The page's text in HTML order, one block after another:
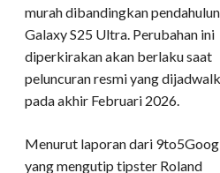
murah dibandingkan
Galaxy S25 Ultra. Perubahan ini
diperkirakan akan berlaku saat
peluncuran resmi yang
pada akhir Februari 2026.
Menurut laporan dari
yang mengutip tipster Roland